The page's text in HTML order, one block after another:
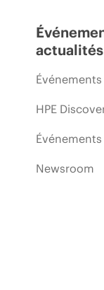
actualités
Événements
HPE
Newsroom